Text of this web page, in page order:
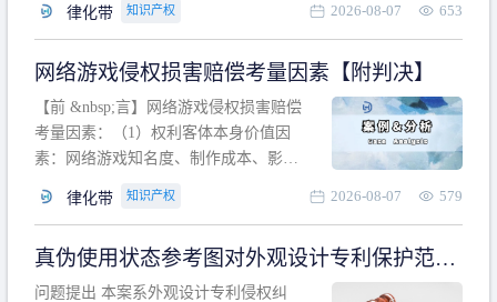
冲突。基于此，凡是因该外观设计的实
于该款规定的规制范畴。“合法权利”不宜
作狭义解释，一般情况下，只要依法享
有的、在本专利申请日之
律化带 知识产权 2026-08-07 653
网络游戏侵权损害赔偿考量因素【附判决】
【前 &nbsp;言】网络游戏侵权损害赔偿
考量因素：（1）权利客体本身价值因
素：网络游戏知名度、制作成本、影响
利角度因素：被诉侵权游戏销售数量、
人数、活跃人数、市场占用率；（3）被
告主观因素：被告的主观恶意、是否明
律化带 知识产权 2026-08-07 579
真伪使用状态参考图对外观设计专利保护范围
的影响
问题提出 本案系外观设计专利侵权纠